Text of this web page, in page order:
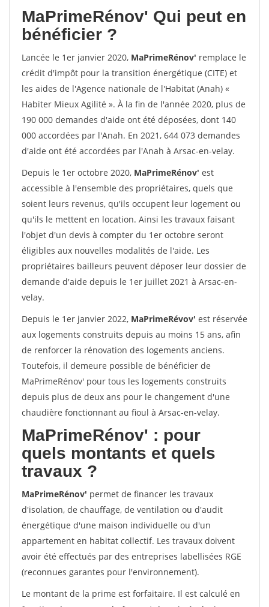
MaPrimeRénov' Qui peut en
bénéficier ?
Lancée le 1er janvier 2020, MaPrimeRénov' remplace le
crédit d'impôt pour la transition énergétique (CITE) et
les aides de l'Agence nationale de l'Habitat (Anah) «
Habiter Mieux Agilité ». À la fin de l'année 2020, plus de
190 000 demandes d'aide ont été déposées, dont 140
000 accordées par l'Anah. En 2021, 644 073 demandes
d'aide ont été accordées par l'Anah à Arsac-en-velay.
Depuis le 1er octobre 2020, MaPrimeRénov' est
accessible à l'ensemble des propriétaires, quels que
soient leurs revenus, qu'ils occupent leur logement ou
qu'ils le mettent en location. Ainsi les travaux faisant
l'objet d'un devis à compter du 1er octobre seront
éligibles aux nouvelles modalités de l'aide. Les
propriétaires bailleurs peuvent déposer leur dossier de
demande d'aide depuis le 1er juillet 2021 à Arsac-en-
velay.
Depuis le 1er janvier 2022, MaPrimeRévov' est réservée
aux logements construits depuis au moins 15 ans, afin
de renforcer la rénovation des logements anciens.
Toutefois, il demeure possible de bénéficier de
MaPrimeRénov' pour tous les logements construits
depuis plus de deux ans pour le changement d'une
chaudière fonctionnant au fioul à Arsac-en-velay.
MaPrimeRénov' : pour
quels montants et quels
travaux ?
MaPrimeRénov' permet de financer les travaux
d'isolation, de chauffage, de ventilation ou d'audit
énergétique d'une maison individuelle ou d'un
appartement en habitat collectif. Les travaux doivent
avoir été effectués par des entreprises labellisées RGE
(reconnues garantes pour l'environnement).
Le montant de la prime est forfaitaire. Il est calculé en